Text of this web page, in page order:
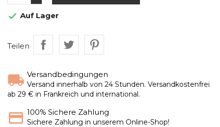
 Auf Lager
Teilen
Versandbedingungen
Versand innerhalb von 24 Stunden. Versandkostenfrei
ab 29 € in Frankreich und international.
100% Sichere Zahlung
Sichere Zahlung in unserem Online-Shop!